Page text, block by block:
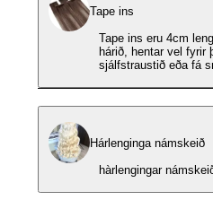
Tape ins
Tape ins eru 4cm
hárið, hentar vel
sjálfstraustið eða fá
Hárlenginga námskeið
hàrlengingar